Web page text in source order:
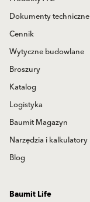
Dokumenty techniczne
Cennik
Wytyczne budowlane
Broszury
Katalog
Logistyka
Baumit Magazyn
Narzędzia i kalkulatory
Blog
Baumit Life